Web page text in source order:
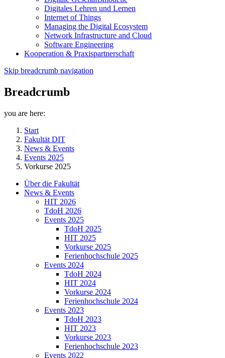
Digitales Lehren und Lernen
Internet of Things
Managing the Digital Ecosystem
Network Infrastructure and Cloud
Software Engineering
Kooperation & Praxispartnerschaft
Skip breadcrumb navigation
Breadcrumb
you are here:
Start
Fakultät DIT
News & Events
Events 2025
Vorkurse 2025
Über die Fakultät
News & Events
HIT 2026
TdoH 2026
Events 2025
TdoH 2025
HIT 2025
Vorkurse 2025
Ferienhochschule 2025
Events 2024
TdoH 2024
HIT 2024
Vorkurse 2024
Ferienhochschule 2024
Events 2023
TdoH 2023
HIT 2023
Vorkurse 2023
Ferienhochschule 2023
Events 2022